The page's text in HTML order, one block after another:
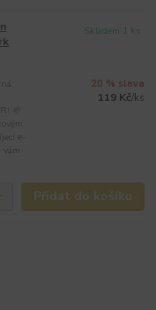
20 % sleva
119 Kč/ks
Skladem 1 ks
Přidat do košíku